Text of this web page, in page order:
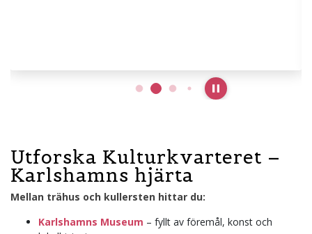
Pause slideshow
Utforska Kulturkvarteret –
Karlshamns hjärta
Mellan trähus och kullersten hittar du:
Karlshamns Museum – fyllt av föremål, konst och